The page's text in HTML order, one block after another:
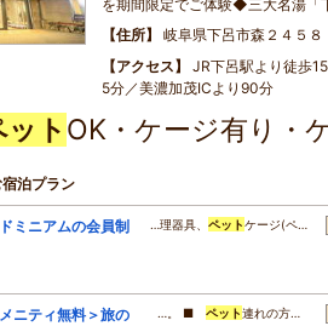
を期間限定でご体験◆三大名湯
住所
岐阜県下呂市森２４５８
アクセス
JR下呂駅より徒歩
5分／美濃加茂ICより90分
ット OK・ケージ有り・
宿泊プラン
ミニアムの会員制
…理器具、 ペットケージ(ペ…
ニティ無料＞旅の
…。 ■ ペット連れの方…